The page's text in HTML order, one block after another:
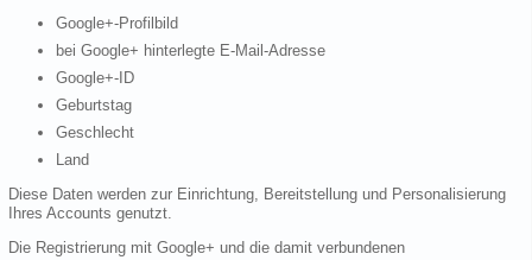
Google+-Profilbild
bei Google+ hinterlegte E-Mail-Adresse
Google+-ID
Geburtstag
Geschlecht
Land
Diese Daten werden zur Einrichtung, Bereitstellung und Personalisierung
Ihres Accounts genutzt.
Die Registrierung mit Google+ und die damit verbundenen